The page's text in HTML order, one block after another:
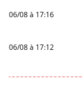
06/08 à 17:16
06/08 à 17:12